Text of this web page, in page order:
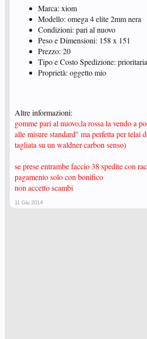
Marca: xiom
Modello: omega 4 elite 2mm nera
Condizioni: pari al nuovo
Peso e Dimensioni: 158 x 151
Prezzo: 20
Tipo e Costo Spedizione:
Proprietà: oggetto mio
Altre informazioni:
gomme pari al nuovo,la rossa la vendo a
alle misure standard" ma perfetta per telai
tagliata su un waldner carbon senso)
se prese entrambe faccio 38 spedite con
pagamento solo con bonifico
non accetto scambi
11 Giu 2014